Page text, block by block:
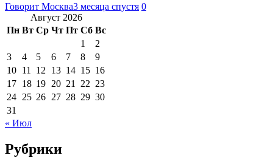
Говорит Москва3 месяца спустя 0
Август 2026
Пн Вт Ср Чт Пт Сб Вс
1
2
3
4 5 6 7 8
9
10 11 12 13 14 15 16
17 18 19 20 21 22 23
24 25 26 27 28 29 30
31
« Июл
Рубрики